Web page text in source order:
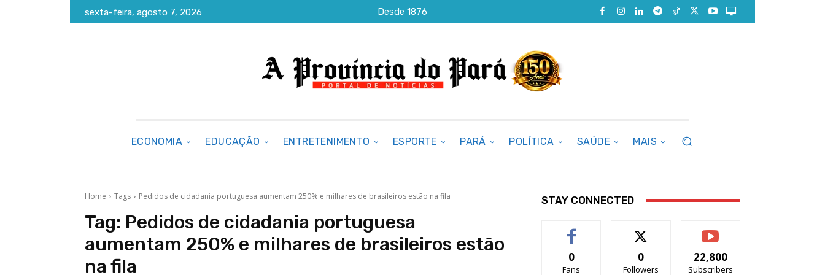
sexta-feira, agosto 7, 2026 Desde 1876
ECONOMIA EDUCAÇÃO ENTRETENIMENTO ESPORTE PARÁ POLÍTICA SAÚDE MAIS
Home Tags Pedidos de cidadania portuguesa aumentam 250% e milhares de brasileiros estão na fila
Tag: Pedidos de cidadania portuguesa
aumentam 250% e milhares de brasileiros estão
na fila
STAY CONNECTED
0
Fans
0
Followers
22,800
Subscribers